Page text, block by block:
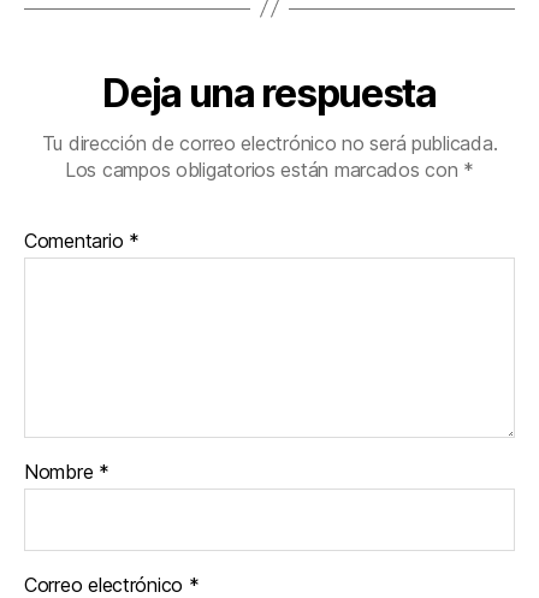
Deja una respuesta
Tu dirección de correo electrónico no será publicada.
Los campos obligatorios están marcados con *
Comentario *
Nombre *
Correo electrónico *